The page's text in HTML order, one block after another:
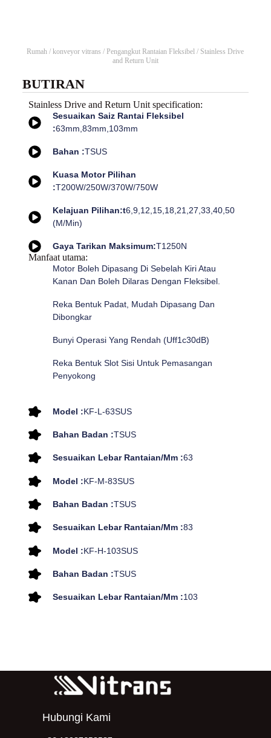
Rumah /konveyor vitrans / Pengangkut Rantaian Fleksibel / Stainless Drive
and Return Unit
BUTIRAN
Stainless Drive and Return Unit specification:
Sesuaikan Saiz Rantai Fleksibel
:63mm,83mm,103mm
Bahan :TSUS
Kuasa Motor Pilihan
:T200W/250W/370W/750W
Kelajuan Pilihan:t6,9,12,15,18,21,27,33,40,50
(m/min)
Gaya Tarikan Maksimum:T1250N
Manfaat utama:
Motor Boleh Dipasang Di Sebelah Kiri Atau
Kanan Dan Boleh Dilaras Dengan Fleksibel.
Reka Bentuk Padat, Mudah Dipasang Dan
Dibongkar
Bunyi Operasi Yang Rendah (uff1c30dB)
Reka Bentuk Slot Sisi Untuk Pemasangan
Penyokong
Model :KF-L-63SUS
Bahan Badan :TSUS
Sesuaikan Lebar Rantaian/mm :63
Model :KF-M-83SUS
Bahan Badan :TSUS
Sesuaikan Lebar Rantaian/mm :83
Model :KF-H-103SUS
Bahan Badan :TSUS
Sesuaikan Lebar Rantaian/mm :103
Hubungi Kami